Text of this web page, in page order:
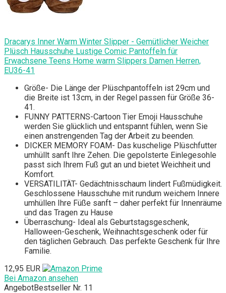
Dracarys Inner Warm Winter Slipper - Gemütlicher Weicher
Plüsch Hausschuhe Lustige Comic Pantoffeln für
Erwachsene Teens Home warm Slippers Damen Herren,
EU36-41
Größe- Die Länge der Plüschpantoffeln ist 29cm und
die Breite ist 13cm, in der Regel passen für Größe 36-
41.
FUNNY PATTERNS-Cartoon Tier Emoji Hausschuhe
werden Sie glücklich und entspannt fühlen, wenn Sie
einen anstrengenden Tag der Arbeit zu beenden.
DICKER MEMORY FOAM- Das kuschelige Plüschfutter
umhüllt sanft Ihre Zehen. Die gepolsterte Einlegesohle
passt sich Ihrem Fuß gut an und bietet Weichheit und
Komfort.
VERSATILITÄT- Gedächtnisschaum lindert Fußmüdigkeit.
Geschlossene Hausschuhe mit rundum weichem Innere
umhüllen Ihre Füße sanft – daher perfekt für Innenräume
und das Tragen zu Hause
Überraschung- Ideal als Geburtstagsgeschenk,
Halloween-Geschenk, Weihnachtsgeschenk oder für
den täglichen Gebrauch. Das perfekte Geschenk für Ihre
Familie.
12,95 EUR
Bei Amazon ansehen
AngebotBestseller Nr. 11